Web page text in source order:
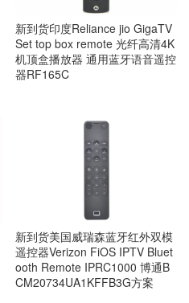
新到货印度Reliance jio GigaTV
Set top box remote 光纤高清4K
机顶盒播放器 通用蓝牙语音遥控
器RF165C
新到货美国威瑞森蓝牙红外双模
遥控器Verizon FiOS IPTV Bluet
ooth Remote IPRC1000 博通B
CM20734UA1KFFB3G方案